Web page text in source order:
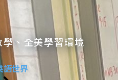
、全美學習環境
語世界